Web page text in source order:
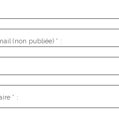
(non publiée) * :
* :